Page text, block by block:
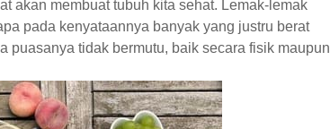
akan membuat tubuh kita sehat. Lemak-lemak
pada kenyataannya banyak yang justru berat
puasanya tidak bermutu, baik secara fisik maupun